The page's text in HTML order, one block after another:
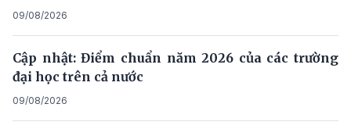
09/08/2026
Cập nhật: Điểm chuẩn năm 2026 của các trường
đại học trên cả nước
09/08/2026